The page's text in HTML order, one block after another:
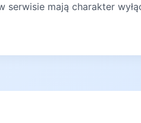
mają charakter